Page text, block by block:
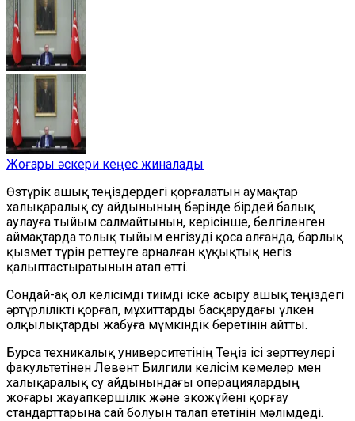
Жоғары әскери кеңес жиналады
Өзтүрік ашық теңіздердегі қорғалатын аумақтар
халықаралық су айдынының бәрінде бірдей балық
аулауға тыйым салмайтынын, керісінше, белгіленген
аймақтарда толық тыйым енгізуді қоса алғанда, барлық
қызмет түрін реттеуге арналған құқықтық негіз
қалыптастыратынын атап өтті.
Сондай-ақ ол келісімді тиімді іске асыру ашық теңіздегі
әртүрлілікті қорғап, мұхиттарды басқарудағы үлкен
олқылықтарды жабуға мүмкіндік беретінін айтты.
Бурса техникалық университетінің Теңіз ісі зерттеулері
факультетінен Левент Билгили келісім кемелер мен
халықаралық су айдынындағы операциялардың
жоғары жауапкершілік және экожүйені қорғау
стандарттарына сай болуын талап ететінін мәлімдеді.